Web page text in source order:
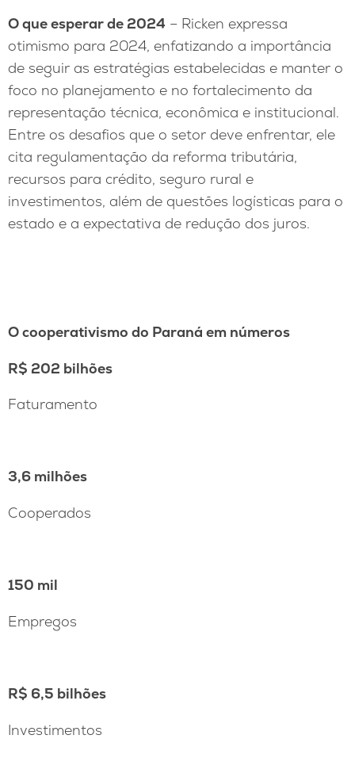
O que esperar de 2024 – Ricken expressa
otimismo para 2024, enfatizando a importância
de seguir as estratégias estabelecidas e manter o
foco no planejamento e no fortalecimento da
representação técnica, econômica e institucional.
Entre os desafios que o setor deve enfrentar, ele
cita regulamentação da reforma tributária,
recursos para crédito, seguro rural e
investimentos, além de questões logísticas para o
estado e a expectativa de redução dos juros.
O cooperativismo do Paraná em números
R$ 202 bilhões
Faturamento
3,6 milhões
Cooperados
150 mil
Empregos
R$ 6,5 bilhões
Investimentos